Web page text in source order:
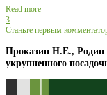
Read more
3
Станьте первым
Проказин Н.Е., Родин
укрупненного